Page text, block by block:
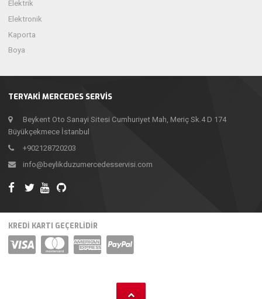
TERYAKI MERCEDES SERVIS
Beykent Oto Sanayi Sitesi Cumhuriyet Mah, Meriç Sk.4 D 174
Büyükçekmece İstanbul
+902128720203
info@beylikduzumercedesservisi.com
Elektrik
Elektronik
Kaporta
Boya
KREDİ KARTI GEÇERLİDİR